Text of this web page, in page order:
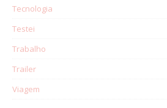
Tecnologia
Testei
Trabalho
Trailer
Viagem